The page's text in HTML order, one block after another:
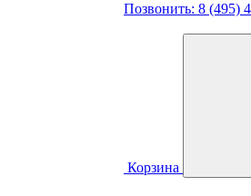
Позвонить: 8 (495)
Корзина